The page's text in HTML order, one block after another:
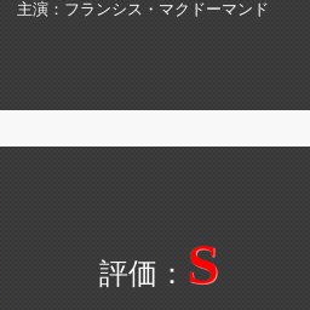
主演 フランシス・マクドーマンド
S